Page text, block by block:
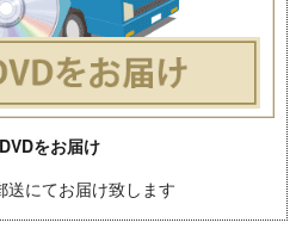
をお届け
送にてお届け致します